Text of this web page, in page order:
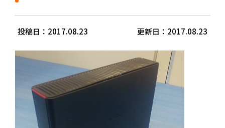
投稿日：2017.08.23 更新日：2017.08.23